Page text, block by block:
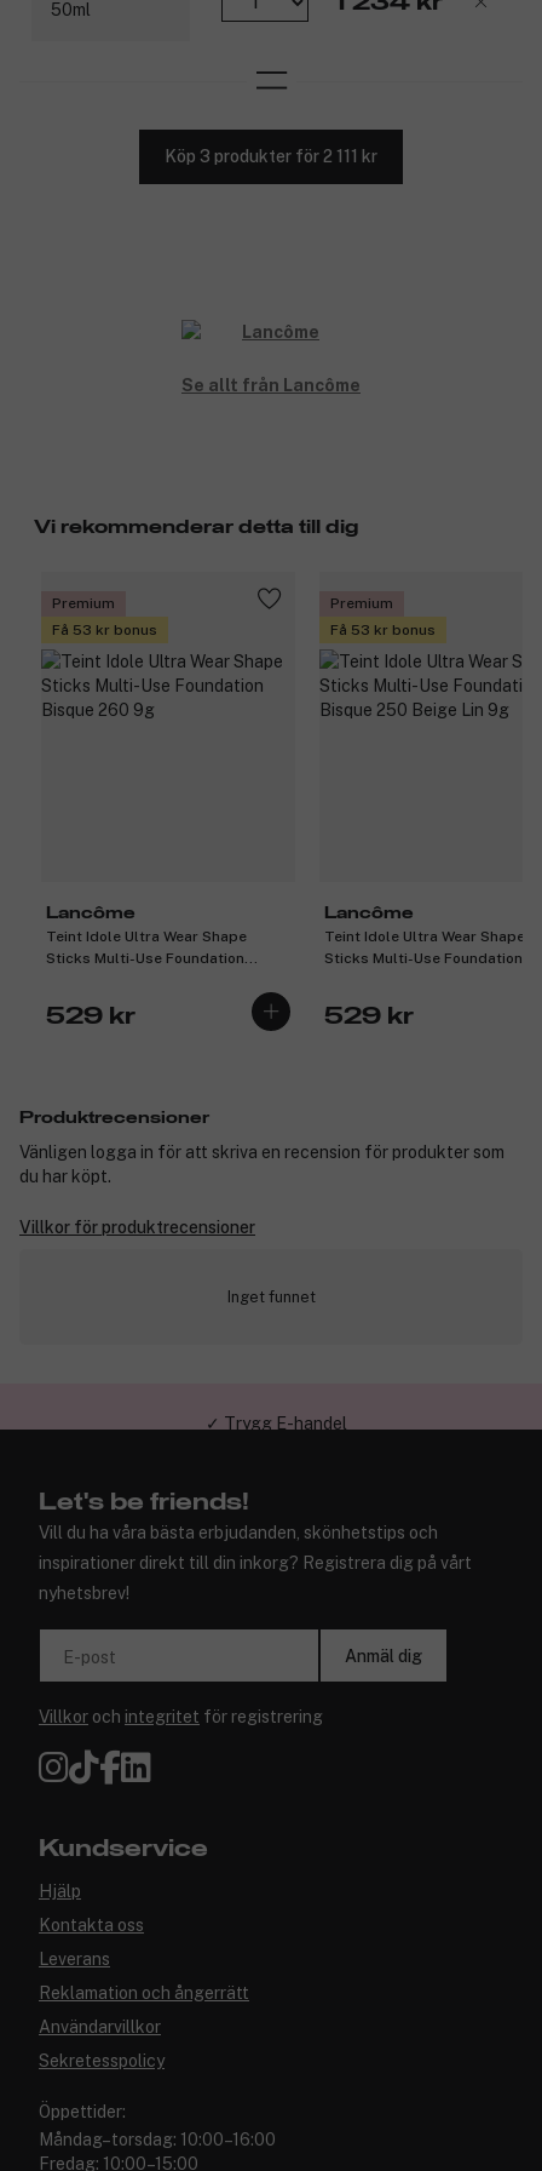
Köp 3 produkter för 2 111 kr
Se allt från Lancôme
Vi rekommenderar detta till dig
Premium
Få 53 kr bonus
Lancôme
Teint Idole Ultra Wear Shape
Sticks Multi-Use Foundation
529 kr
Premium
Få 53 kr bonus
Lancôme
Teint Idole Ultra Wear Shape
Sticks Multi-Use Foundation
529 kr
Produktrecensioner
Vänligen logga in för att skriva en recension för produkter som
du har köpt.
Villkor för produktrecensioner
Inget funnet
Let's be friends!
Vill du ha våra bästa erbjudanden, skönhetstips och
inspirationer direkt till din inkorg? Registrera dig på vårt
nyhetsbrev!
E-post Anmäl dig
Villkor och integritet för registrering
Kundservice
Hjälp
Kontakta oss
Leverans
Reklamation och ångerrätt
Användarvillkor
Sekretesspolicy
Öppettider:
Måndag–torsdag: 10:00–16:00
Fredag: 10:00–15:00